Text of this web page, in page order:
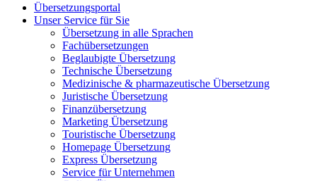
Übersetzungsportal
Unser Service für Sie
Übersetzung in alle Sprachen
Fachübersetzungen
Beglaubigte Übersetzung
Technische Übersetzung
Medizinische & pharmazeutische Übersetzung
Juristische Übersetzung
Finanzübersetzung
Marketing Übersetzung
Touristische Übersetzung
Homepage Übersetzung
Express Übersetzung
Service für Unternehmen